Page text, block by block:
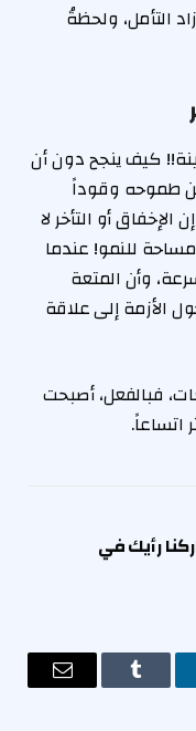
التأمل، ولحظةُ
كيف ينجح دون أن
طموحه وقوداً
أو التأخر لا
للنمو! عندما
وأن المتعة
الأزمة إلى علاقة
فبالفعل، أصبحت
اتساعاً.
رأيك في
Tumblr
البريد